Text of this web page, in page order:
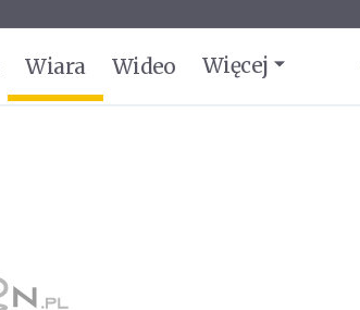
Wiara Wideo Więcej